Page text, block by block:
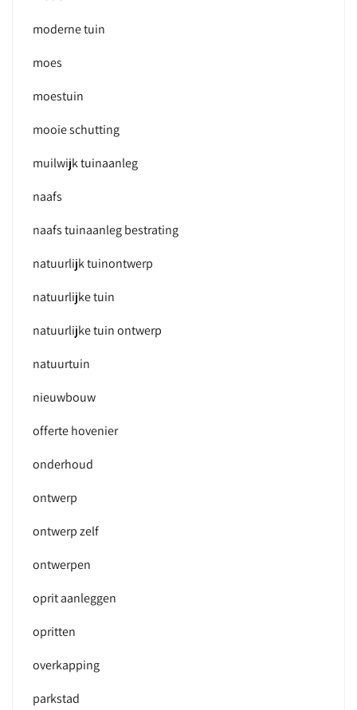
moderne tuin
moes
moestuin
mooie schutting
muilwijk tuinaanleg
naafs
naafs tuinaanleg bestrating
natuurlijk tuinontwerp
natuurlijke tuin
natuurlijke tuin ontwerp
natuurtuin
nieuwbouw
offerte hovenier
onderhoud
ontwerp
ontwerp zelf
ontwerpen
oprit aanleggen
opritten
overkapping
parkstad